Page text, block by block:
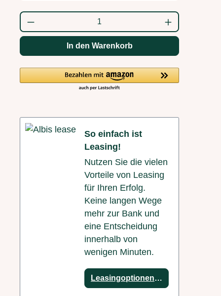
Produkt Anzahl: Gib den gewünschten
In den Warenkorb
So einfach ist
Leasing!
Nutzen Sie die vielen
Vorteile von Leasing
für Ihren Erfolg.
Keine langen Wege
mehr zur Bank und
eine Entscheidung
innerhalb von
wenigen Minuten.
Leasingoptionen anzeigen